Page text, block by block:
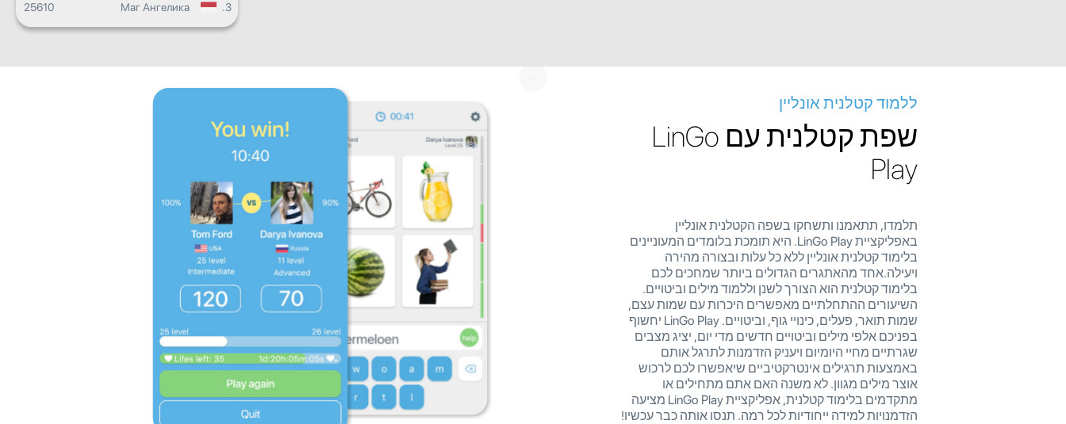
3.
Маг Ангелика
25610
ללמוד קטלנית אונליין
שפת קטלנית עם LinGo
Play
תלמדו, תתאמנו ותשחקו בשפה הקטלנית אונליין
באפליקציית LinGo Play. היא תומכת בלומדים המעוניינים
בלימוד קטלנית אונליין ללא כל עלות ובצורה מהירה
ויעילה.אחד מהאתגרים הגדולים ביותר שמחכים לכם
בלימוד קטלנית הוא הצורך לשנן וללמוד מילים וביטויים.
השיעורים ההתחלתיים מאפשרים היכרות עם שמות עצם,
שמות תואר, פעלים, כינויי גוף, וביטויים. LinGo Play יחשוף
בפניכם אלפי מילים וביטויים חדשים מדי יום, יציג מצבים
שגרתיים מחיי היומיום ויעניק הזדמנות לתרגל אותם
באמצעות תרגילים אינטרקטיביים שיאפשרו לכם לרכוש
אוצר מילים מגוון. לא משנה האם אתם מתחילים או
מתקדמים בלימוד קטלנית, אפליקציית LinGo Play מציעה
הזדמנויות למידה ייחודיות לכל רמה. תנסו אותה כבר עכשיו!